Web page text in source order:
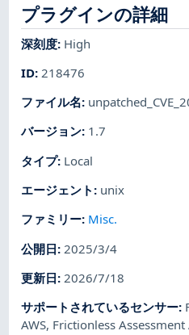
プラグインの詳細
深刻度: High
ID: 218476
ファイル名:
バージョン: 1.7
タイプ: Local
エージェント : unix
ファミリー: Misc.
公開日: 2025/3/4
更新日: 2026/7/18
サポートされているセンサー:
AWS, Frictionless Assessment